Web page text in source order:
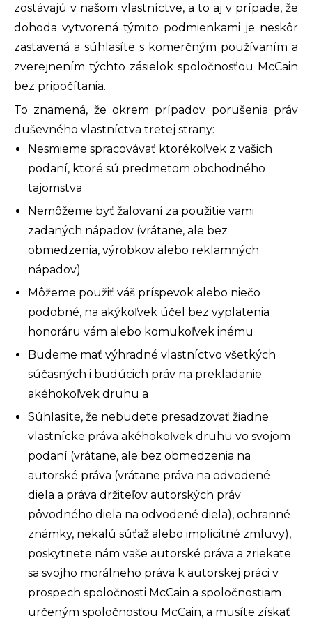
zostávajú v našom vlastníctve, a to aj v prípade, že
dohoda vytvorená týmito podmienkami je neskôr
zastavená a súhlasíte s komerčným používaním a
zverejnením týchto zásielok spoločnosťou McCain
bez pripočítania.
To znamená, že okrem prípadov porušenia práv
duševného vlastníctva tretej strany:
Nesmieme spracovávať ktorékoľvek z vašich
podaní, ktoré sú predmetom obchodného
tajomstva
Nemôžeme byť žalovaní za použitie vami
zadaných nápadov (vrátane, ale bez
obmedzenia, výrobkov alebo reklamných
nápadov)
Môžeme použiť váš príspevok alebo niečo
podobné, na akýkoľvek účel bez vyplatenia
honoráru vám alebo komukoľvek inému
Budeme mať výhradné vlastníctvo všetkých
súčasných i budúcich práv na prekladanie
akéhokoľvek druhu a
Súhlasíte, že nebudete presadzovať žiadne
vlastnícke práva akéhokoľvek druhu vo svojom
podaní (vrátane, ale bez obmedzenia na
autorské práva (vrátane práva na odvodené
diela a práva držiteľov autorských práv
pôvodného diela na odvodené diela), ochranné
známky, nekalú súťaž alebo implicitné zmluvy),
poskytnete nám vaše autorské práva a zriekate
sa svojho morálneho práva k autorskej práci v
prospech spoločnosti McCain a spoločnostiam
určeným spoločnosťou McCain, a musíte získať